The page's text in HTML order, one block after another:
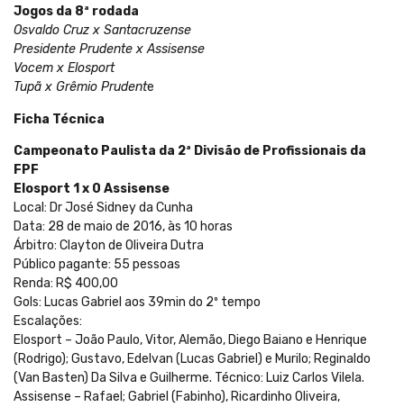
Jogos da 8ª rodada
Osvaldo Cruz x Santacruzense
Presidente Prudente x Assisense
Vocem x Elosport
Tupã x Grêmio Prudente
Ficha Técnica
Campeonato Paulista da 2ª Divisão de Profissionais da
FPF
Elosport 1 x 0 Assisense
Local: Dr José Sidney da Cunha
Data: 28 de maio de 2016, às 10 horas
Árbitro: Clayton de Oliveira Dutra
Público pagante: 55 pessoas
Renda: R$ 400,00
Gols: Lucas Gabriel aos 39min do 2º tempo
Escalações:
Elosport – João Paulo, Vitor, Alemão, Diego Baiano e Henrique
(Rodrigo); Gustavo, Edelvan (Lucas Gabriel) e Murilo; Reginaldo
(Van Basten) Da Silva e Guilherme. Técnico: Luiz Carlos Vilela.
Assisense – Rafael; Gabriel (Fabinho), Ricardinho Oliveira,